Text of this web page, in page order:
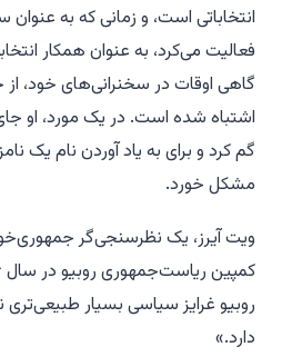
انتخاباتی است، و زمانی که به عنوان
فعالیت می‌کرد، به عنوان همکار
گاهی اوقات در سخنرانی‌های خود، از
اشتباه شده است. در یک مورد، او
گم کرد و برای به یاد آوردن نام یک
مشکل خورد.
ویت آیرز، یک نظرسنجی‌گر
روبیو غرایز سیاسی بسیار
دارد.»